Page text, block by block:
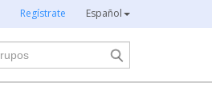
Regístrate Español